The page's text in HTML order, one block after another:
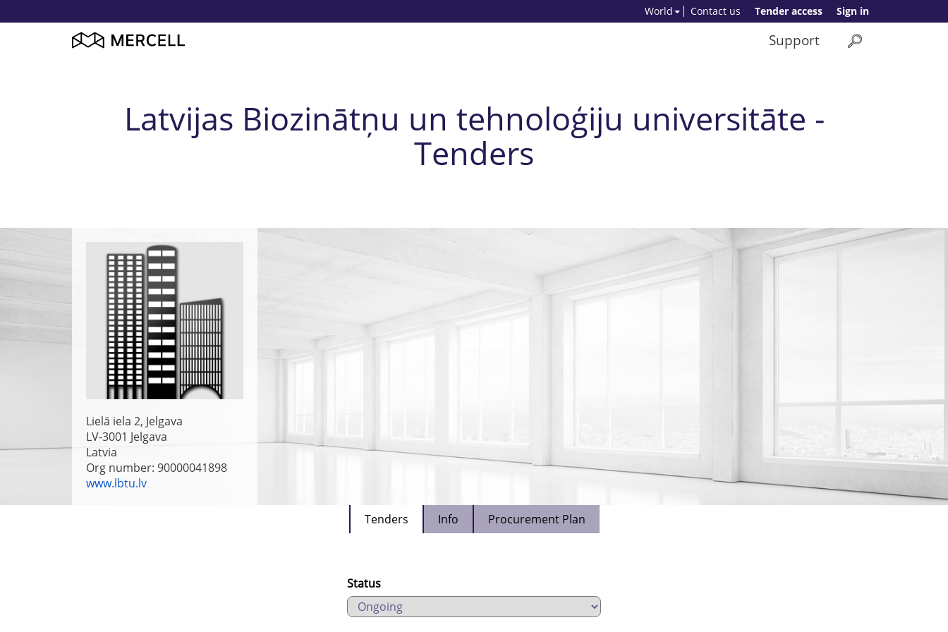
Sign in
Tender access
Contact us
World
Support
Latvijas Biozinātņu un tehnoloģiju universitāte -
Tenders
Lielā iela 2, Jelgava
LV-3001 Jelgava
Latvia
Org number: 90000041898
www.lbtu.lv
Tenders Info Procurement Plan
Status